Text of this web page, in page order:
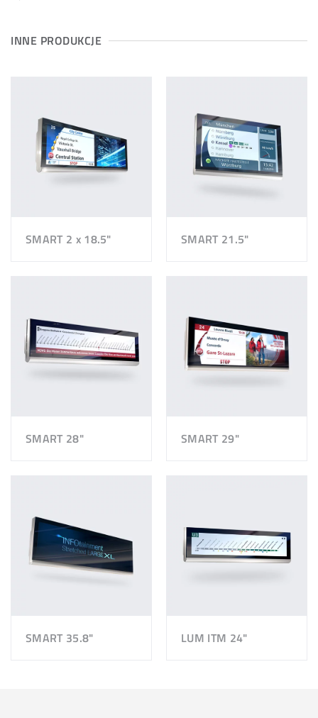
INNE PRODUKCJE
SMART 2 x 18.5" SMART 21.5"
SMART 28" SMART 29"
SMART 35.8" LUM ITM 24"